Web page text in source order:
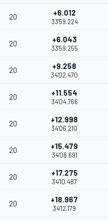
20 +6.012
33'59.224
20 +6.043
33'59.255
20 +9.258
34'02.470
20 +11.554
34'04.766
20 +12.998
34'06.210
20 +15.479
34'08.691
20 +17.275
34'10.487
20 +18.967
34'12.179